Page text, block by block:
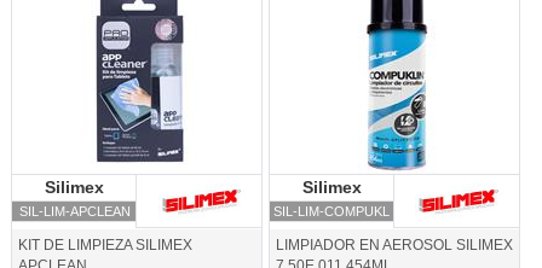
Silimex
SIL-LIM-APCLEAN
KIT DE LIMPIEZA SILIMEX
Silimex
SIL-LIM-COMPUKL
LIMPIADOR EN AEROSOL SILIMEX